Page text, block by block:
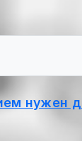
нужен